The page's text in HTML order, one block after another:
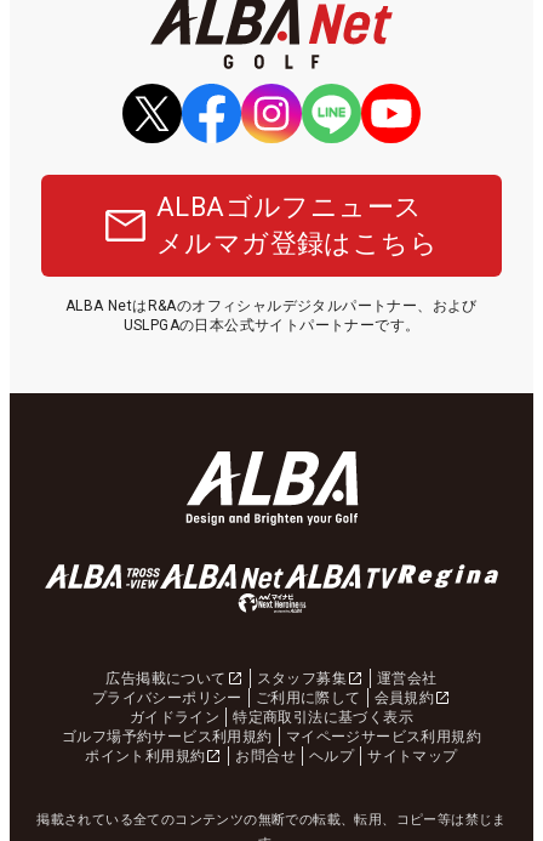
ALBAゴルフニュース
メルマガ登録はこちら
ALBA NetはR&Aのオフィシャルデジタルパートナー、および
USLPGAの日本公式サイトパートナーです。
広告掲載について スタッフ募集
運営会社
プライバシーポリシー
ご利用に際して
会員規約
ガイドライン
特定商取引法に基づく表示
ゴルフ場予約サービス利用規約
マイページサービス利用規約
ポイント利用規約
お問合せ ヘルプ サイトマップ
掲載されている全てのコンテンツの無断での転載、転用、コピー等は禁じま